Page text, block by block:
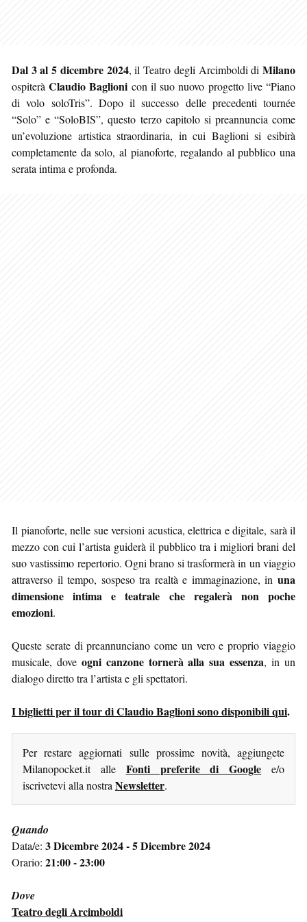
Dal 3 al 5 dicembre 2024, il Teatro degli Arcimboldi diMilano
ospiteràClaudio Baglioni con il suo nuovo progetto live “Piano
di volo soloTris”. Dopo il successo delle precedenti tournée
“Solo” e “SoloBIS”, questo terzo capitolo si preannuncia come
un’evoluzione artistica straordinaria, in cui Baglioni si esibirà
completamente da solo, al pianoforte, regalando al pubblico una
serata intima e profonda.
Il pianoforte, nelle sue versioni acustica, elettrica e digitale, sarà il
mezzo con cui l’artista guiderà il pubblico tra i migliori brani del
suo vastissimo repertorio. Ogni brano si trasformerà in un viaggio
attraverso il tempo, sospeso tra realtà e immaginazione, in una
dimensione intima e teatrale che regalerà non poche
emozioni.
Queste serate di preannunciano come un vero e proprio viaggio
musicale, dove ogni canzone tornerà alla sua essenza, in un
dialogo diretto tra l’artista e gli spettatori.
I biglietti per il tour di Claudio Baglioni sono disponibili qui.
Per restare aggiornati sulle prossime novità, aggiungete
Milanopocket.it alle Fonti preferite di Google e/o
iscrivetevi alla nostra Newsletter.
Quando
Data/e: 3 Dicembre 2024 - 5 Dicembre 2024
Orario: 21:00 - 23:00
Dove
Teatro degli Arcimboldi